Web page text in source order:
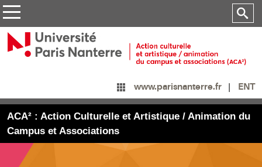
www.parisnanterre.fr ENT
ACA² : Action Culturelle et Artistique / Animation du
Campus et Associations